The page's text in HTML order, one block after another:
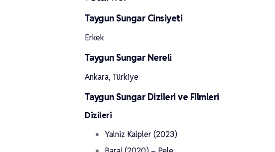
Taygun Sungar Cinsiyeti
Erkek
Taygun Sungar Nereli
Ankara, Türkiye
Taygun Sungar Dizileri ve Filmleri
Dizileri
Yalniz Kalpler (2023)